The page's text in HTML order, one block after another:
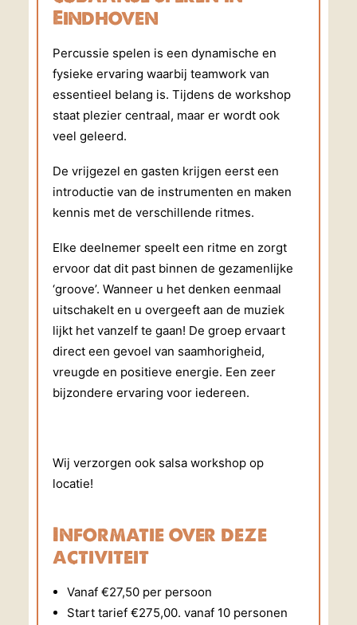
Eindhoven
Percussie spelen is een dynamische en
fysieke ervaring waarbij teamwork van
essentieel belang is. Tijdens de workshop
staat plezier centraal, maar er wordt ook
veel geleerd.
De vrijgezel en gasten krijgen eerst een
introductie van de instrumenten en maken
kennis met de verschillende ritmes.
Elke deelnemer speelt een ritme en zorgt
ervoor dat dit past binnen de gezamenlijke
‘groove’. Wanneer u het denken eenmaal
uitschakelt en u overgeeft aan de muziek
lijkt het vanzelf te gaan! De groep ervaart
direct een gevoel van saamhorigheid,
vreugde en positieve energie. Een zeer
bijzondere ervaring voor iedereen.
Wij verzorgen ook salsa workshop op
locatie!
Informatie over deze
activiteit
Vanaf €27,50 per persoon
Start tarief €275,00. vanaf 10 personen